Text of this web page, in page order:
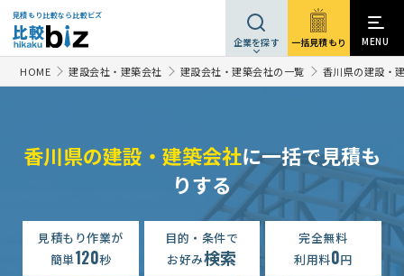
見積もり比較なら比較ビズ
企業を探す 一括見積もり MENU
HOME 建設会社・建築会社 建設会社・建築会社の一覧 香川県の建設・
香川県の建設・建築会社に一括で見積も
りする
見積もり作業が
簡単120秒
目的・条件で
お好み検索
完全無料
利用料0円
【物置】移動・設置工事の見積り 15万円まで 香川県
【テレビ設置のフカシ壁・工事を検討】建設会社への相談・問合せ
内装工事の見積り 15万円まで
【介護施設・カビの除去とカビ対策】リフォーム業者への見積り